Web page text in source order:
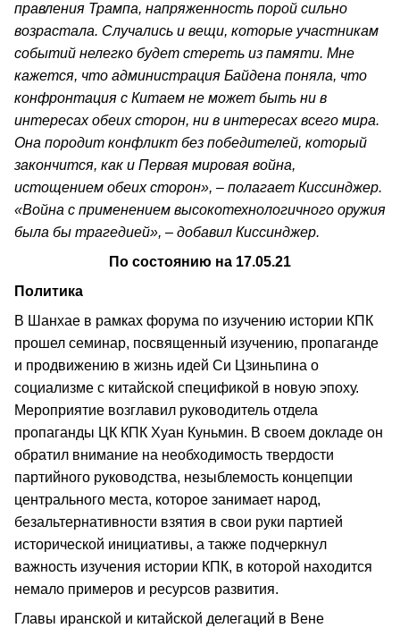
правления Трампа, напряженность порой сильно
возрастала. Случались и вещи, которые участникам
событий нелегко будет стереть из памяти. Мне
кажется, что администрация Байдена поняла, что
конфронтация с Китаем не может быть ни в
интересах обеих сторон, ни в интересах всего мира.
Она породит конфликт без победителей, который
закончится, как и Первая мировая война,
истощением обеих сторон», – полагает Киссинджер.
«Война с применением высокотехнологичного оружия
была бы трагедией», – добавил Киссинджер.
По состоянию на 17.05.21
Политика
В Шанхае в рамках форума по изучению истории КПК
прошел семинар, посвященный изучению, пропаганде
и продвижению в жизнь идей Си Цзиньпина о
социализме с китайской спецификой в новую эпоху.
Мероприятие возглавил руководитель отдела
пропаганды ЦК КПК Хуан Куньмин. В своем докладе он
обратил внимание на необходимость твердости
партийного руководства, незыблемость концепции
центрального места, которое занимает народ,
безальтернативности взятия в свои руки партией
исторической инициативы, а также подчеркнул
важность изучения истории КПК, в которой находится
немало примеров и ресурсов развития.
Главы иранской и китайской делегаций в Вене